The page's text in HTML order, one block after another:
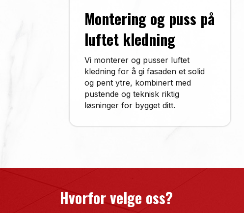
Montering og puss på
luftet kledning
Vi monterer og pusser luftet
kledning for å gi fasaden et solid
og pent ytre, kombinert med
pustende og teknisk riktig
løsninger for bygget ditt.
Hvorfor velge oss?